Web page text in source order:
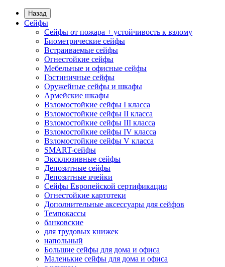
Назад
Сейфы
Сейфы от пожара + устойчивость к взлому
Биометрические сейфы
Встраиваемые сейфы
Огнестойкие сейфы
Мебельные и офисные сейфы
Гостиничные сейфы
Оружейные сейфы и шкафы
Армейские шкафы
Взломостойкие сейфы I класса
Взломостойкие сейфы II класса
Взломостойкие сейфы III класса
Взломостойкие сейфы IV класса
Взломостойкие сейфы V класса
SMART-сейфы
Эксклюзивные сейфы
Депозитные сейфы
Депозитные ячейки
Сейфы Европейской сертификации
Огнестойкие картотеки
Дополнительные аксессуары для сейфов
Темпокассы
банковские
для трудовых книжек
напольный
Большие сейфы для дома и офиса
Маленькие сейфы для дома и офиса